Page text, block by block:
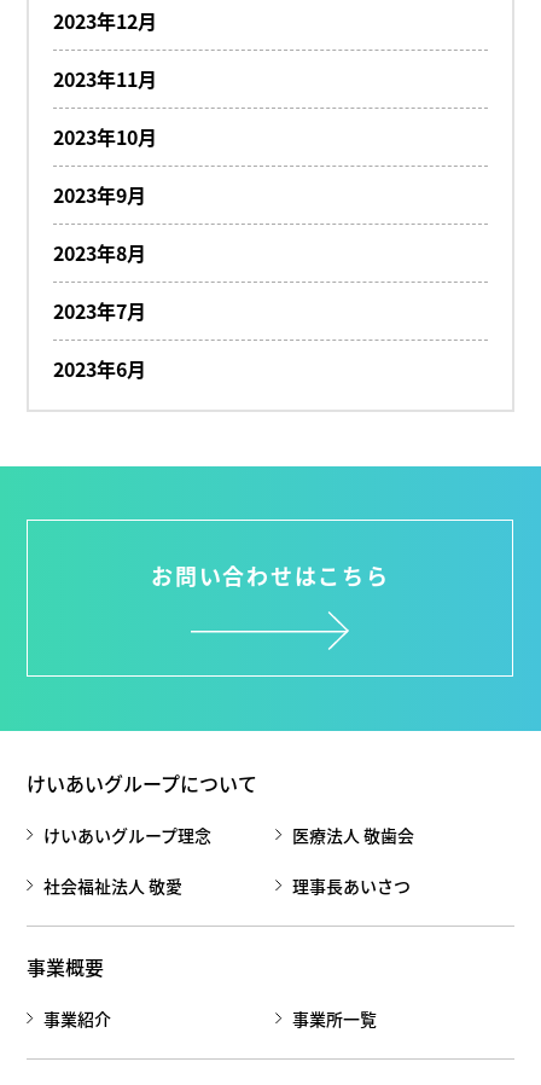
2023年12月
2023年11月
2023年10月
2023年9月
2023年8月
2023年7月
2023年6月
お問い合わせはこちら
けいあいグループについて
けいあいグループ理念 医療法人 敬歯会
社会福祉法人 敬愛 理事長あいさつ
事業概要
事業紹介 事業所一覧